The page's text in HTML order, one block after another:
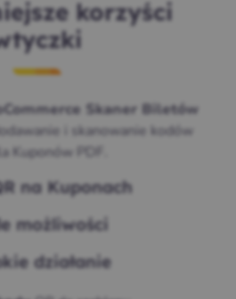
korzyści
Skaner Biletów
i skanowanie kodów
Kuponów PDF.
na Kuponach
możliwości
działanie